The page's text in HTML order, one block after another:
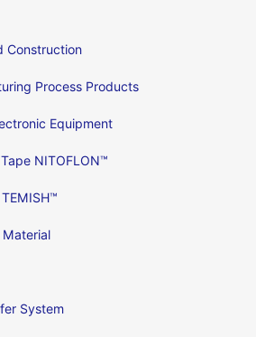
Construction
Process Products
Equipment
NITOFLON™
Material
System